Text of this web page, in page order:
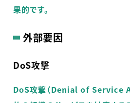
果的です。
外部要因
DoS攻撃
DoS攻撃（Denial of Service